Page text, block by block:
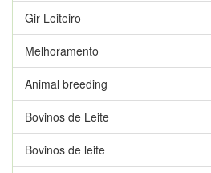
Gir Leiteiro
Melhoramento
Animal breeding
Bovinos de Leite
Bovinos de leite